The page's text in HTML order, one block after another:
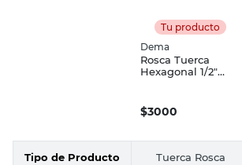
Tu producto
Dema
Rosca Tuerca
Hexagonal 1/2"
$3000
Tipo de Producto Tuerca Rosca